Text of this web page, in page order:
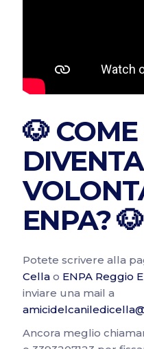
🐶 COME
DIVENTA
ENPA? 🐶
Potete scrivere alla
Cellao ENPA Reggio
inviare una mail a
Ancora meglio